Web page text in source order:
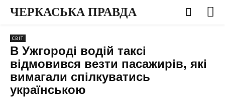
ЧЕРКАСЬКА ПРАВДА
СВІТ
В Ужгороді водій таксі
відмовився везти пасажирів, які
вимагали спілкуватись
українською